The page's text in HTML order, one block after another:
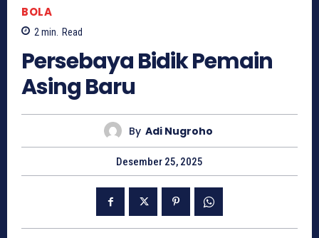
BOLA
2min. Read
Persebaya Bidik Pemain
Asing Baru
By Adi Nugroho
Desember 25, 2025